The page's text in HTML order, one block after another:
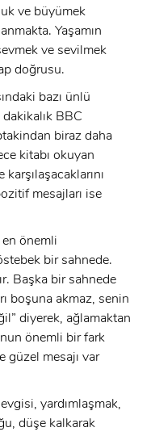
Unuttum ?
x
ve büyümek
Yaşamın
ve sevilmek
doğrusu.
bazı ünlü
dakikalık BBC
biraz daha
kitabı okuyan
mesajları ise
önemli
bir sahnede.
Başka bir sahnede
boşuna akmaz, senin
diyerek, ağlamaktan
önemli bir fark
güzel mesajı var
yardımlaşmak,
düşe kalkarak